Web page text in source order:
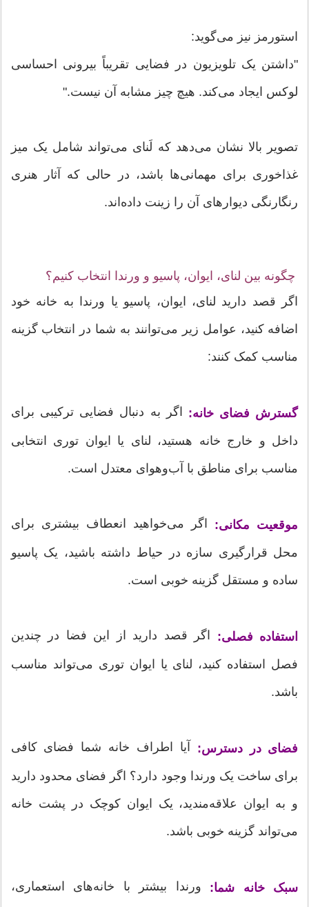
استورمز نیز می‌گوید:
"داشتن یک تلویزیون در فضایی تقریباً بیرونی احساسی
لوکس ایجاد می‌کند. هیچ چیز مشابه آن نیست."
تصویر بالا نشان می‌دهد که لَنای می‌تواند شامل یک میز
غذاخوری برای مهمانی‌ها باشد، در حالی که آثار هنری
رنگارنگی دیوارهای آن را زینت داده‌اند.
چگونه بین لنای، ایوان، پاسیو و ورندا انتخاب کنیم؟
اگر قصد دارید لنای، ایوان، پاسیو یا ورندا به خانه خود
اضافه کنید، عوامل زیر می‌توانند به شما در انتخاب گزینه
مناسب کمک کنند:
گسترش فضای خانه: اگر به دنبال فضایی ترکیبی برای
داخل و خارج خانه هستید، لنای یا ایوان توری انتخابی
مناسب برای مناطق با آب‌وهوای معتدل است.
موقعیت مکانی: اگر می‌خواهید انعطاف بیشتری برای
محل قرارگیری سازه در حیاط داشته باشید، یک پاسیو
ساده و مستقل گزینه خوبی است.
استفاده فصلی: اگر قصد دارید از این فضا در چندین
فصل استفاده کنید، لنای یا ایوان توری می‌تواند مناسب
باشد.
فضای در دسترس: آیا اطراف خانه شما فضای کافی
برای ساخت یک ورندا وجود دارد؟ اگر فضای محدود دارید
و به ایوان علاقه‌مندید، یک ایوان کوچک در پشت خانه
می‌تواند گزینه خوبی باشد.
سبک خانه شما: ورندا بیشتر با خانه‌های استعماری،